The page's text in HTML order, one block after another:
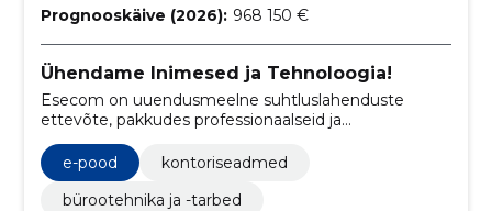
Prognooskäive (2026): 968 150 €
Ühendame Inimesed ja Tehnoloogia!
Esecom on uuendusmeelne suhtluslahenduste
ettevõte, pakkudes professionaalseid ja
kõrgtehnoloogilisi kõnekeskuse süsteeme,
videolahendusi ja veebiseminare, mis optimeerivad
ettevõtete suhtlust ja parandavad kliendikogemust.
e-pood
kontoriseadmed
bürootehnika ja -tarbed